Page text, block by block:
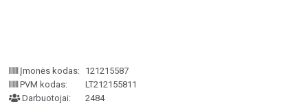
Įmonės kodas: 121215587
PVM kodas:
LT212155811
Darbuotojai:
2484